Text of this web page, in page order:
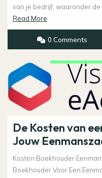
van je bedrijf, waaronder
Read More
More
0 Comments
De Kosten van
Jouw
Kosten Boekhouder
Boekhouder Voor Een